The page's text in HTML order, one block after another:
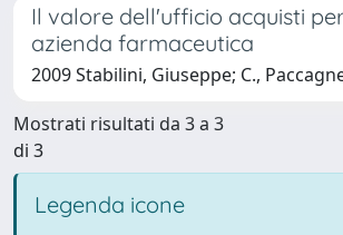
Il valore dell'ufficio acquisti
azienda farmaceutica
2009 Stabilini, Giuseppe; C.,
Mostrati risultati da 3 a 3
di 3
Legenda icone